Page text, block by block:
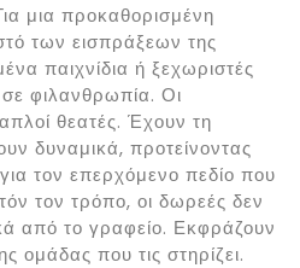
μια προκαθορισμένη
των εισπράξεων της
παιχνίδια ή ξεχωριστές
φιλανθρωπία. Οι
θεατές. Έχουν τη
δυναμικά, προτείνοντας
τον επερχόμενο πεδίο που
τον τρόπο, οι δωρεές δεν
από το γραφείο. Εκφράζουν
ομάδας που τις στηρίζει.